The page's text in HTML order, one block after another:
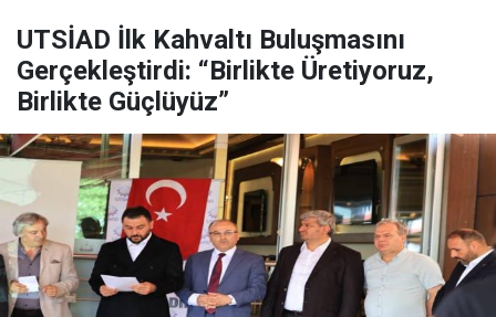
UTSİAD İlk Kahvaltı Buluşmasını
Gerçekleştirdi: “Birlikte Üretiyoruz,
Birlikte Güçlüyüz”